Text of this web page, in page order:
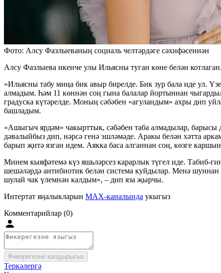
Фото: Алсу Фазлыеваның социаль челтәрдәге сәхифәсеннән
Алсу Фазлыева икенче улы Ильясны туган көне белән
«Ильясны табу миңа бик авыр бирелде. Бик зур бала иде ул.
алмадым. Һәм 11 көннән соң гына балалар йортыннан
градуска күтәрелде. Моның сәбәбен «агуландым» ахры дип
башладым.
«Ашыгыч ярдәм» чакырттык, сәбәбен таба алмадылар,
дәвалыйбыз дип, нәрсә генә эшләмәде. Аракы белән хәтта
барып җитә язган идем. Аякка баса алганнан соң, көзге
Минем кыяфәтемә күз яшьләрсез карарлык түгел иде. Табиб-
шешәләрдә антибиотик белән система куйдылар. Менә
шулай чак үлемнән калдым», – дип яза җырчы.
Интертат яңалыкларын MAX-каналында укыгыз
Комментарийлар (0)
Фикерегезне калдырыгыз
Теркәлергә